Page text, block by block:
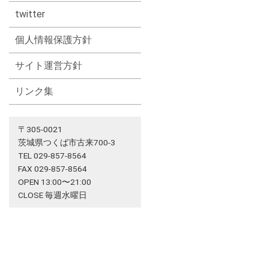
twitter
個人情報保護方針
サイト運営方針
リンク集
〒305-0021
茨城県つくば市古来700-3
TEL 029-857-8564
FAX 029-857-8564
OPEN 13:00〜21:00
CLOSE 毎週水曜日